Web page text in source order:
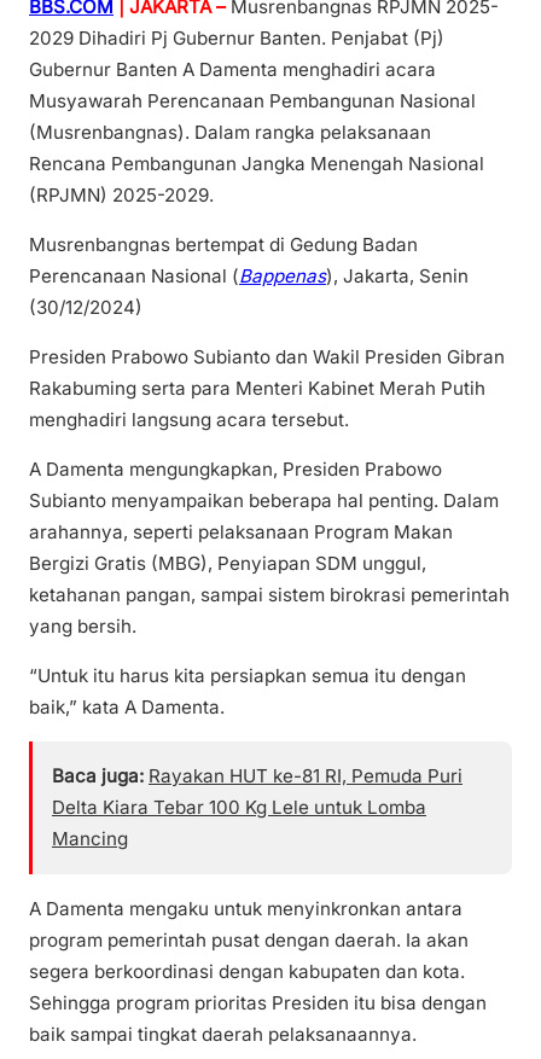
BBS.COM | JAKARTA –Musrenbangnas RPJMN 2025-
2029 Dihadiri Pj Gubernur Banten. Penjabat (Pj)
Gubernur Banten A Damenta menghadiri acara
Musyawarah Perencanaan Pembangunan Nasional
(Musrenbangnas). Dalam rangka pelaksanaan
Rencana Pembangunan Jangka Menengah Nasional
(RPJMN) 2025-2029.
Musrenbangnas bertempat di Gedung Badan
Perencanaan Nasional (Bappenas), Jakarta, Senin
(30/12/2024)
Presiden Prabowo Subianto dan Wakil Presiden Gibran
Rakabuming serta para Menteri Kabinet Merah Putih
menghadiri langsung acara tersebut.
A Damenta mengungkapkan, Presiden Prabowo
Subianto menyampaikan beberapa hal penting. Dalam
arahannya, seperti pelaksanaan Program Makan
Bergizi Gratis (MBG), Penyiapan SDM unggul,
ketahanan pangan, sampai sistem birokrasi pemerintah
yang bersih.
“Untuk itu harus kita persiapkan semua itu dengan
baik,” kata A Damenta.
Baca juga: Rayakan HUT ke-81 RI, Pemuda Puri
Delta Kiara Tebar 100 Kg Lele untuk Lomba
Mancing
A Damenta mengaku untuk menyinkronkan antara
program pemerintah pusat dengan daerah. Ia akan
segera berkoordinasi dengan kabupaten dan kota.
Sehingga program prioritas Presiden itu bisa dengan
baik sampai tingkat daerah pelaksanaannya.